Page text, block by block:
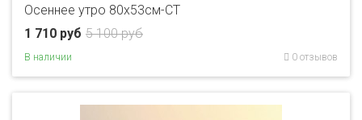
Осеннее утро 80x53см-CT
5 100 руб
1 710 руб
В наличии 0 отзывов